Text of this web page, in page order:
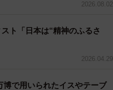
2026.08.02
ト「日本は“精神のふるさ
2026.04.29
で用いられたイスやテーブ